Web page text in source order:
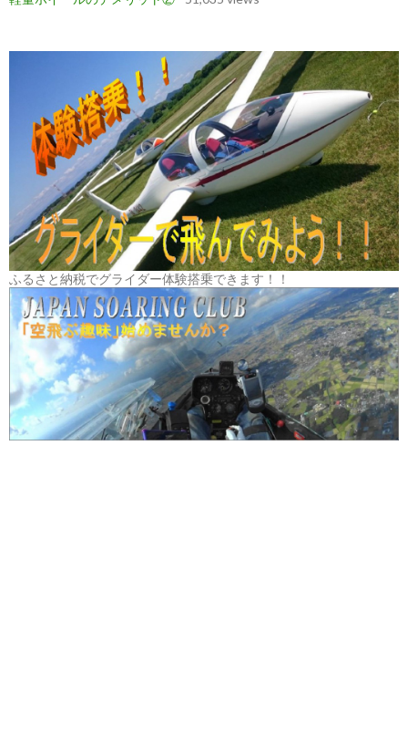
ふるさと納税でグライダー体験搭乗できます！！